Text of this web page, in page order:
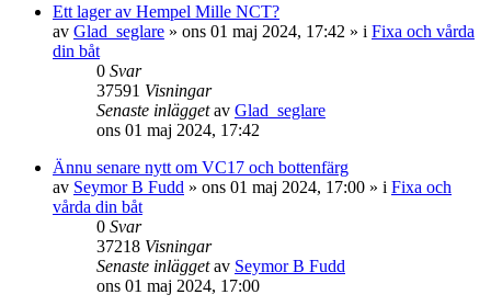
Ett lager av Hempel Mille NCT?
av Glad_seglare » ons 01 maj 2024, 17:42 » i Fixa och vårda
din båt
0 Svar
37591 Visningar
Senaste inläggetav Glad_seglare
ons 01 maj 2024, 17:42
Ännu senare nytt om VC17 och bottenfärg
av Seymor B Fudd » ons 01 maj 2024, 17:00 » i Fixa och
vårda din båt
0 Svar
37218 Visningar
Senaste inläggetav Seymor B Fudd
ons 01 maj 2024, 17:00